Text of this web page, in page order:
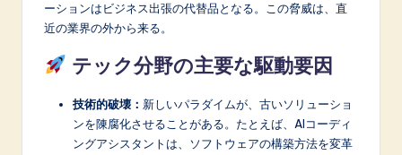
ーションはビジネス出張の代替品となる。この脅威は、直
近の業界の外から来る。
テック分野の主要な駆動要因
技術的破壊： 新しいパラダイムが、古いソリューショ
ンを陳腐化させることがある。たとえば、AIコーディ
ングアシスタントは、ソフトウェアの構築方法を変革